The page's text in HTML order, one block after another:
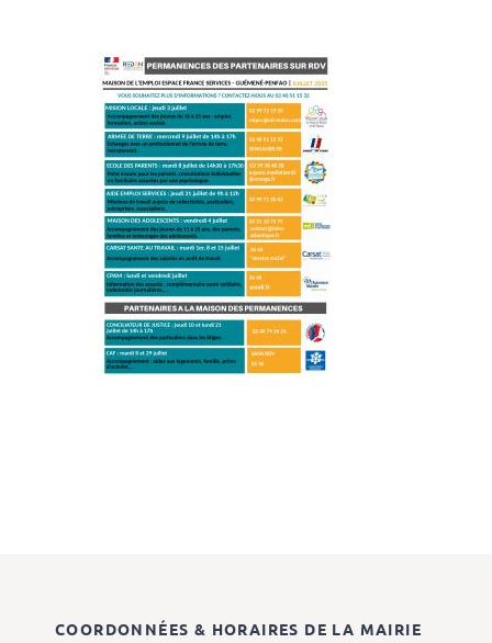
RECHERCHER:
COORDONNÉES & HORAIRES DE LA MAIRIE